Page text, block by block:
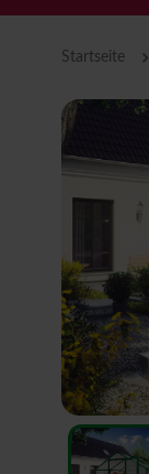
Startseite ›